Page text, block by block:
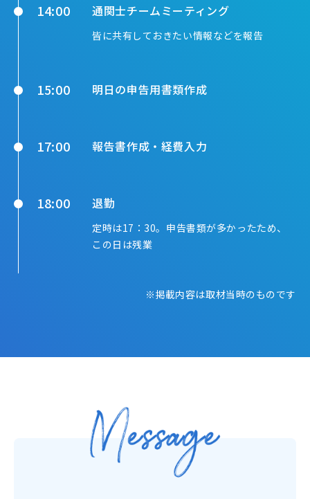
14:00 通関士チームミーティング
皆に共有しておきたい情報などを報告
15:00 明日の申告用書類作成
17:00 報告書作成・経費入力
18:00 退勤
定時は17：30。申告書類が多かったため、
この日は残業
掲載内容は取材当時のものです